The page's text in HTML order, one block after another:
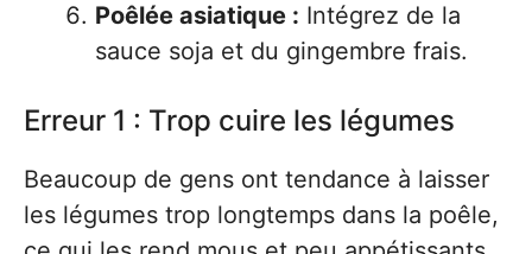
Poêlée asiatique : Intégrez de la
sauce soja et du gingembre frais.
Erreur 1 : Trop cuire les légumes
Beaucoup de gens ont tendance à laisser
les légumes trop longtemps dans la poêle,